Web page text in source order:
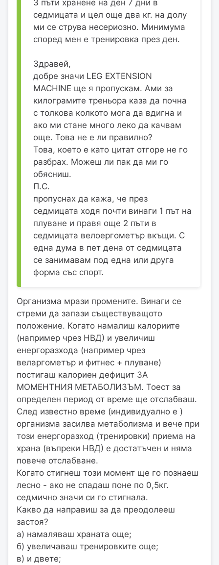
3 пъти хранене на ден 7 дни в
седмицата и цел още два кг. на долу
ми се струва несериозно. Минимума
според мен е тренировка през ден.
Здравей,
добре значи LEG EXTENSION
MACHINE ще я пропускам. Ами за
килограмите треньора каза да почна
с толкова колкото мога да вдигна и
ако ми стане много леко да качвам
още. Това не е ли правилно?
Това, което е като цитат отгоре не го
разбрах. Можеш ли пак да ми го
обясниш.
П.С.
пропуснах да кажа, че през
седмицата ходя почти винаги 1 път на
плуване и правя още 2 пъти в
седмицата велоергометър вкъщи. С
една дума в пет дена от седмицата
се занимавам под една или друга
форма със спорт.
Организма мрази промените. Винаги се
стреми да запази съществуващото
положение. Когато намалиш калориите
(например чрез НВД) и увеличиш
енергоразхода (например чрез
веларгометър и фитнес + плуване)
постигаш калориен дефицит ЗА
МОМЕНТНИЯ МЕТАБОЛИЗЪМ. Тоест за
определен период от време ще отслабваш.
След известно време (индивидуално е )
организма засилва метаболизма и вече при
този енергоразход (тренировки) приема на
храна (въпреки НВД) е достатъчен и няма
повече отслабване.
Когато стигнеш този момент ще го познаеш
лесно - ако не спадаш поне по 0,5кг.
седмично значи си го стигнала.
Какво да направиш за да преодолееш
застоя?
а) намаляваш храната още;
б) увеличаваш тренировките още;
в) и двете;